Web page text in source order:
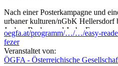
Nach einer Posterkampagne und
urbaner kulturen/nGbK Hellersdorf
Jochen Becker und Jesko Fezer
Verlag/Hamburg eine
Buch macht die Texte und das
allgemein zugänglich. Gespräche
oegfa.at/programm/…/…/easy-
fezer
Veranstaltet von:
ÖGFA - Österreichische